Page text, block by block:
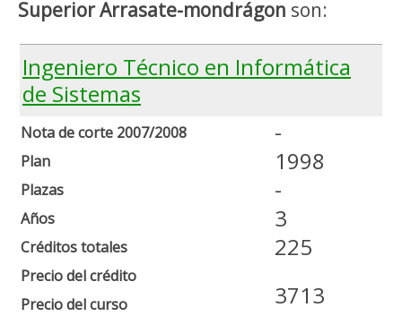
Superior Arrasate-mondrágon son:
Ingeniero Técnico en Informática
de Sistemas
Nota de corte 2007/2008
Plan
Plazas
Años
Créditos totales
Precio del crédito
Precio del curso
-
1998
-
3
225
3713